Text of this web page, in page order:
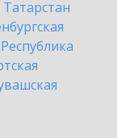
Республика